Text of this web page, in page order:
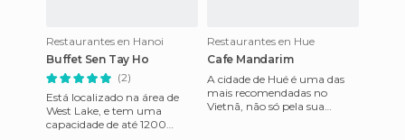
Restaurantes en Hanoi
Buffet Sen Tay Ho
(2)
Está localizado na área de
West Lake, e tem uma
capacidade de até 1200
Restaurantes en Hue
Cafe Mandarim
A cidade de Hué é uma das
mais recomendadas no
Vietnã, não só pela sua